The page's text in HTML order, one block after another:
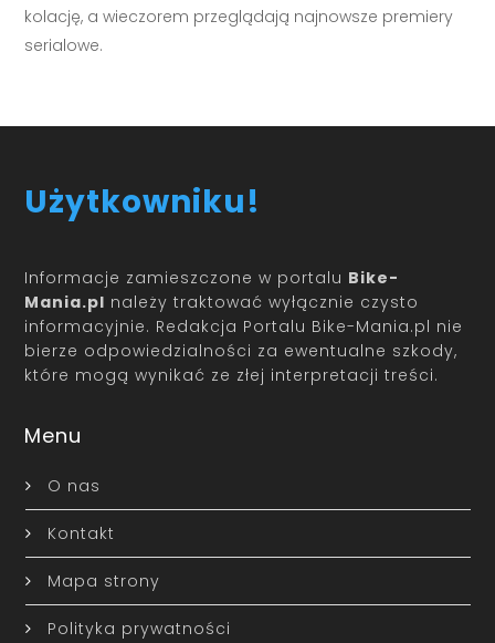
kolację, a wieczorem przeglądają najnowsze premiery
serialowe.
Użytkowniku!
Informacje zamieszczone w portalu Bike-
Mania.pl należy traktować wyłącznie czysto
informacyjnie. Redakcja Portalu Bike-Mania.pl nie
bierze odpowiedzialności za ewentualne szkody,
które mogą wynikać ze złej interpretacji treści.
Menu
O nas
Kontakt
Mapa strony
Polityka prywatności